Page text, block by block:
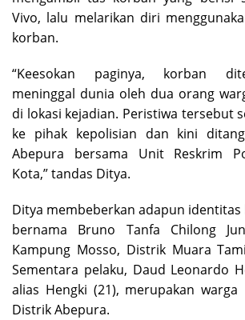
Vivo, lalu melarikan diri
korban.
“Keesokan paginya, korban
meninggal dunia oleh dua orang
di lokasi kejadian. Peristiwa tersebut
ke pihak kepolisian dan kini
Abepura bersama Unit Reskrim
Kota,” tandas Ditya.
Ditya membeberkan adapun
bernama Bruno Tanfa Chilong
Kampung Mosso, Distrik Muara
Sementara pelaku, Daud Leonardo
alias Hengki (21), merupakan warga
Distrik Abepura.